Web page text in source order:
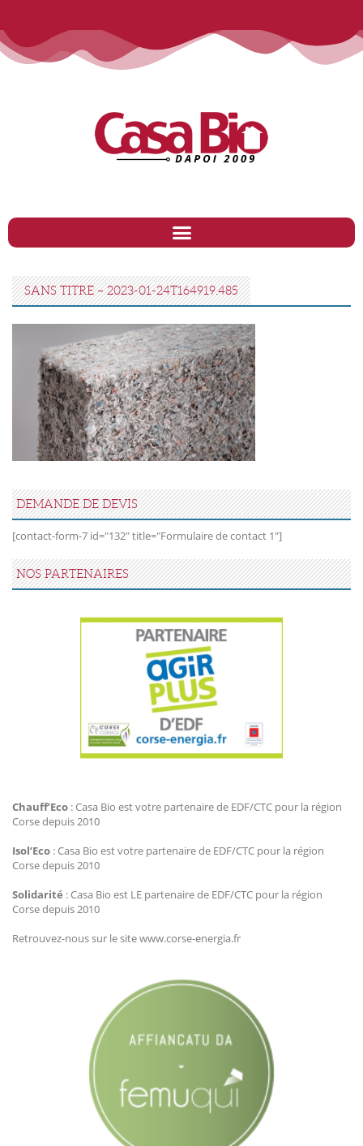
SANS TITRE – 2023-01-24T164919.485
DEMANDE DE DEVIS
[contact-form-7 id="132" title="Formulaire de contact 1"]
NOS PARTENAIRES
Chauff’Eco : Casa Bio est votre partenaire de EDF/CTC pour la région
Corse depuis 2010
Isol’Eco : Casa Bio est votre partenaire de EDF/CTC pour la région
Corse depuis 2010
Solidarité : Casa Bio est LE partenaire de EDF/CTC pour la région
Corse depuis 2010
Retrouvez-nous sur le site www.corse-energia.fr